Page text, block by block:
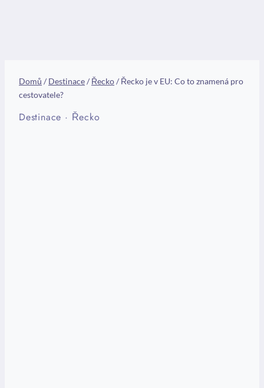
Domů / Destinace/ Řecko/ Řecko je v EU: Co to znamená pro
cestovatele?
Destinace · Řecko